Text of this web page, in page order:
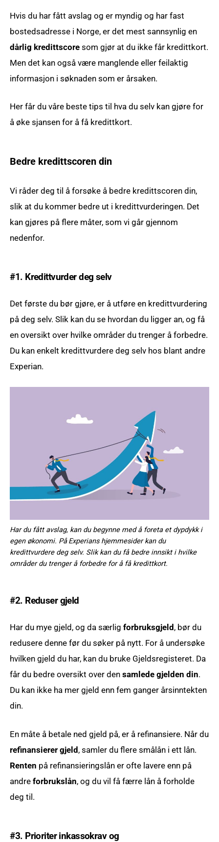
Hvis du har fått avslag og er myndig og har fast
bostedsadresse i Norge, er det mest sannsynlig en
dårlig kredittscore som gjør at du ikke får kredittkort.
Men det kan også være manglende eller feilaktig
informasjon i søknaden som er årsaken.
Her får du våre beste tips til hva du selv kan gjøre for
å øke sjansen for å få kredittkort.
Bedre kredittscoren din
Vi råder deg til å forsøke å bedre kredittscoren din,
slik at du kommer bedre ut i kredittvurderingen. Det
kan gjøres på flere måter, som vi går gjennom
nedenfor.
#1. Kredittvurder deg selv
Det første du bør gjøre, er å utføre en kredittvurdering
på deg selv. Slik kan du se hvordan du ligger an, og få
en oversikt over hvilke områder du trenger å forbedre.
Du kan enkelt kredittvurdere deg selv hos blant andre
Experian.
Har du fått avslag, kan du begynne med å foreta et dypdykk i
egen økonomi. På Experianshjemmesider kan du
kredittvurdere deg selv. Slik kan du få bedre innsikt i hvilke
områder du trenger å forbedre for å få kredittkort.
#2. Reduser gjeld
Har du mye gjeld, og da særligforbruksgjeld , bør du
redusere denne før du søker på nytt. For å undersøke
hvilken gjeld du har, kan du bruke Gjeldsregisteret. Da
får du bedre oversikt over densamlede gjelden din.
Du kan ikke ha mer gjeld enn fem ganger årsinntekten
din.
En måte å betale ned gjeld på, er å refinansiere. Når du
refinansierer gjeld, samler du flere smålån i ett lån.
Renten på refinansieringslån er ofte lavere enn på
andreforbrukslån, og du vil få færre lån å forholde
deg til.
#3. Prioriter inkassokrav og